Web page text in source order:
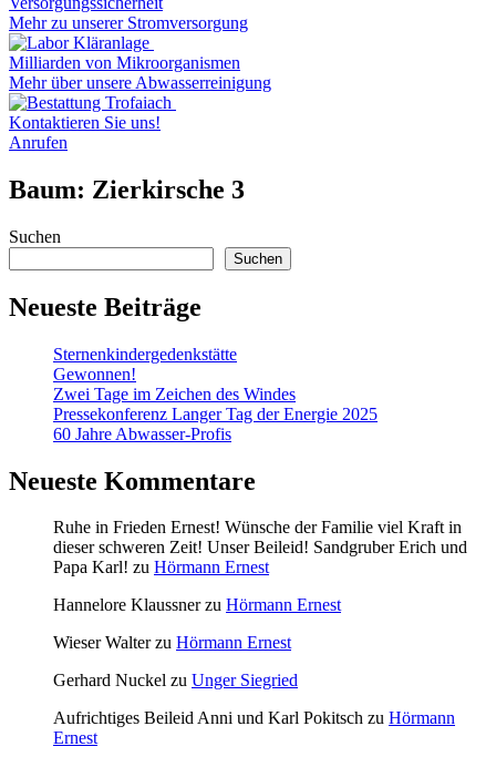
Mehr zu unserer Stromversorgung
Milliarden von Mikroorganismen
Mehr über unsere Abwasserreinigung
Kontaktieren Sie uns!
Anrufen
Baum: Zierkirsche 3
Suchen
Suchen
Neueste Beiträge
Sternenkindergedenkstätte
Gewonnen!
Zwei Tage im Zeichen des Windes
Pressekonferenz Langer Tag der Energie 2025
60 Jahre Abwasser-Profis
Neueste Kommentare
Ruhe in Frieden Ernest! Wünsche der Familie viel Kraft in
dieser schweren Zeit! Unser Beileid! Sandgruber Erich und
Papa Karl! zu Hörmann Ernest
Hannelore Klaussnerzu Hörmann Ernest
Wieser Walterzu Hörmann Ernest
Gerhard Nuckel zu Unger Siegried
Aufrichtiges Beileid Anni und Karl Pokitsch zu Hörmann
Ernest